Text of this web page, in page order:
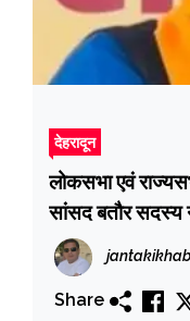
देहरादून
लोकसभा एवं
सांसद बतौर सदस्य
Share